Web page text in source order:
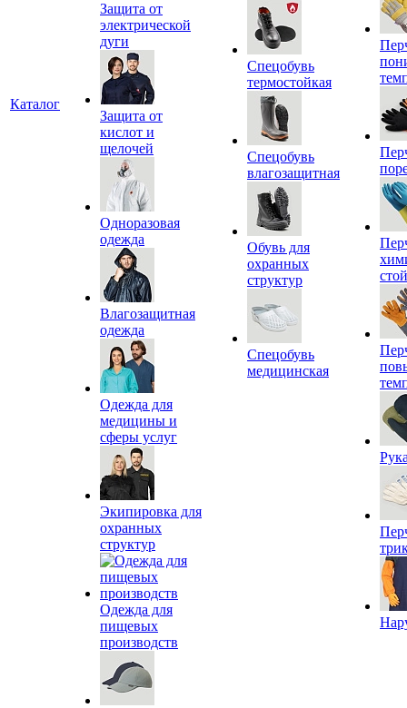
Каталог
Защита от
электрической
дуги
Защита от
кислот и
щелочей
Одноразовая
одежда
Влагозащитная
одежда
Одежда для
медицины и
сферы услуг
Экипировка для
охранных
структур
Одежда для
пищевых
производств
Спецобувь
термостойкая
Спецобувь
влагозащитная
Обувь для
охранных
структур
Спецобувь
медицинская